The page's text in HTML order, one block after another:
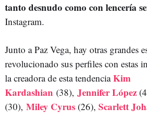
tanto desnudo como con lencería
Instagram.
Junto a Paz Vega, hay otras grandes
revolucionado sus perfiles con estas
la creadora de esta tendenciaKim
Kardashian (38), Jennifer López
(30), Miley Cyrus (26), Scarlett